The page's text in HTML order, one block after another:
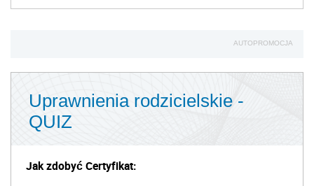
AUTOPROMOCJA
Uprawnienia rodzicielskie -
QUIZ
Jak zdobyć Certyfikat: